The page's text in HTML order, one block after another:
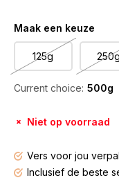
Maak een keuze
125g 250g
Current choice: 500g
Niet op voorraad
Vers voor jou
Inclusief de beste